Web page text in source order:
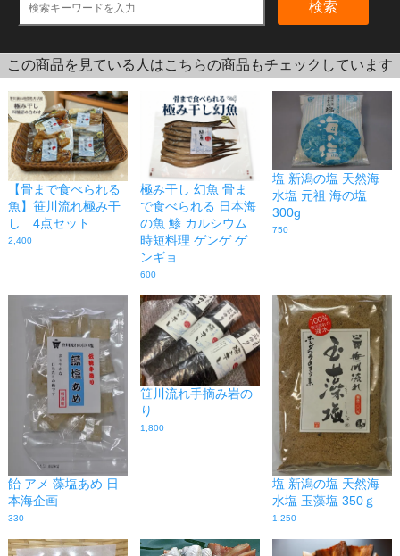
検索
この商品を見ている人はこちらの商品もチェックしています
【骨まで食べられる
魚】笹川流れ極み干
し 4点セット
2,400
極み干し 幻魚 骨ま
で食べられる 日本海
の魚 鯵 カルシウム
時短料理 ゲンゲ ゲ
ンギョ
600
塩 新潟の塩 天然海
水塩 元祖 海の塩
300g
750
飴 アメ 藻塩あめ 日
本海企画
330
笹川流れ手摘み岩の
り
1,800
塩 新潟の塩 天然海
水塩 玉藻塩 350ｇ
1,250